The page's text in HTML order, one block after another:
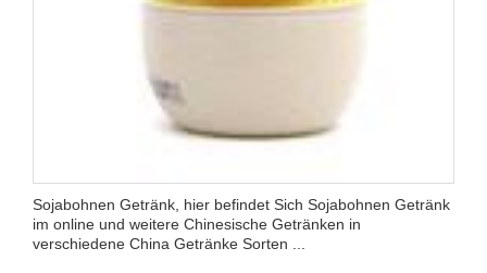
Sojabohnen Getränk, hier befindet Sich Sojabohnen Getränk
im online und weitere Chinesische Getränken in
verschiedene China Getränke Sorten ...